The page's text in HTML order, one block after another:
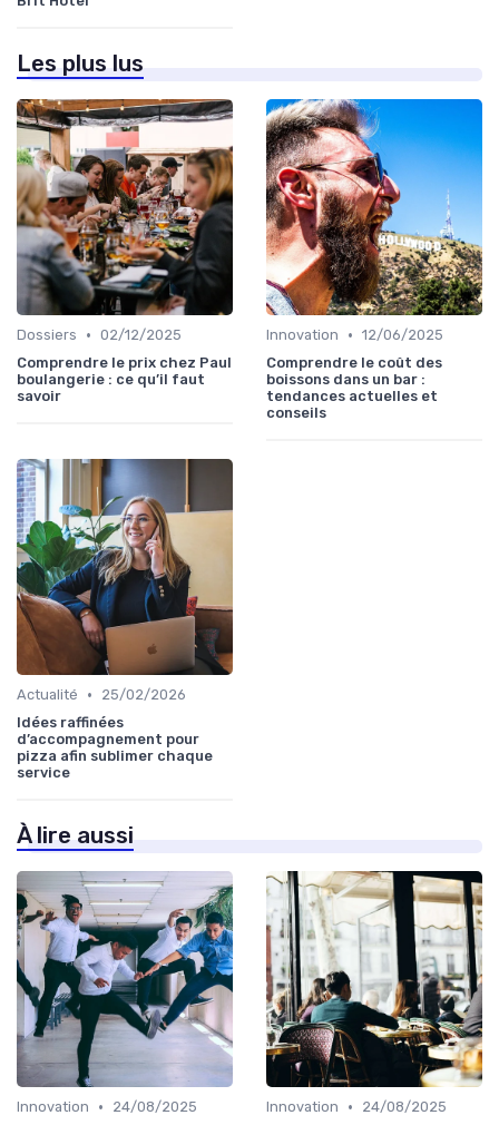
Les plus lus
Dossiers • 02/12/2025
Comprendre le prix chez Paul
boulangerie : ce qu’il faut
savoir
Innovation • 12/06/2025
Comprendre le coût des
boissons dans un bar :
tendances actuelles et
conseils
Actualité •
25/02/2026
Idées raffinées
d’accompagnement pour
pizza afin sublimer chaque
service
À lire aussi
Innovation •
24/08/2025
Innovation •
24/08/2025